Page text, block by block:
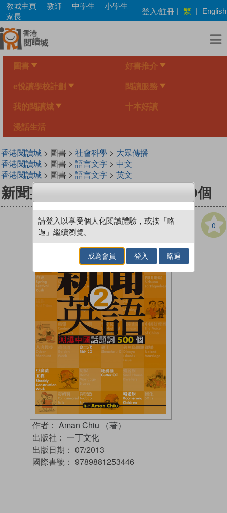
Skip
main
content
教城主頁 教師 中學生
小學生
家長
登入/註冊 | 繁 | English
圖書 好書推介
e悅讀學校計劃 閱讀服務
我的閱讀城 十本好讀
漫話生活
香港閱讀城> 圖書 > 社會科學 > 大眾傳播
香港閱讀城> 圖書 > 語言文字> 中文
香港閱讀城> 圖書 > 語言文字> 英文
新聞英語 2 潮爆中國話題詞500個
0
作者： Aman Chiu （著）
出版社： 一丁文化
出版日期： 07/2013
國際書號： 9789881253446
請登入以享受個人化閱讀體驗，或按「略
過」繼續瀏覽。
成為會員 登入 略過